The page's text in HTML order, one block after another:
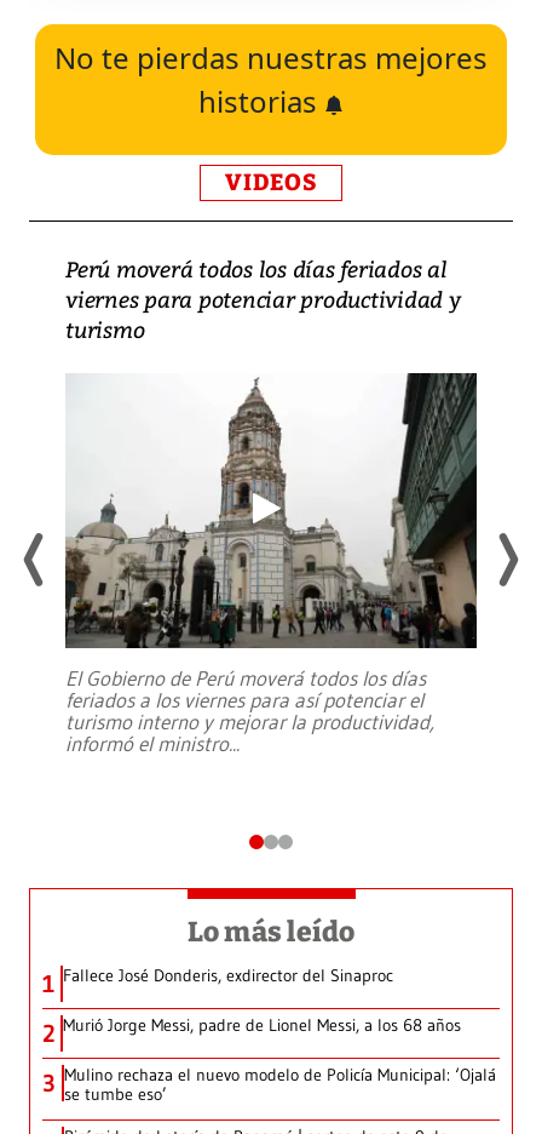
No te pierdas nuestras mejores
historias
VIDEOS
Perú moverá todos los días feriados al
viernes para potenciar productividad y
turismo
El Gobierno de Perú moverá todos los días
feriados a los viernes para así potenciar el
turismo interno y mejorar la productividad,
informó el ministro...
Lo más leído
1 Fallece José Donderis, exdirector del Sinaproc
2 Murió Jorge Messi, padre de Lionel Messi, a los 68 años
3 Mulino rechaza el nuevo modelo de Policía Municipal: ‘Ojalá
se tumbe eso’